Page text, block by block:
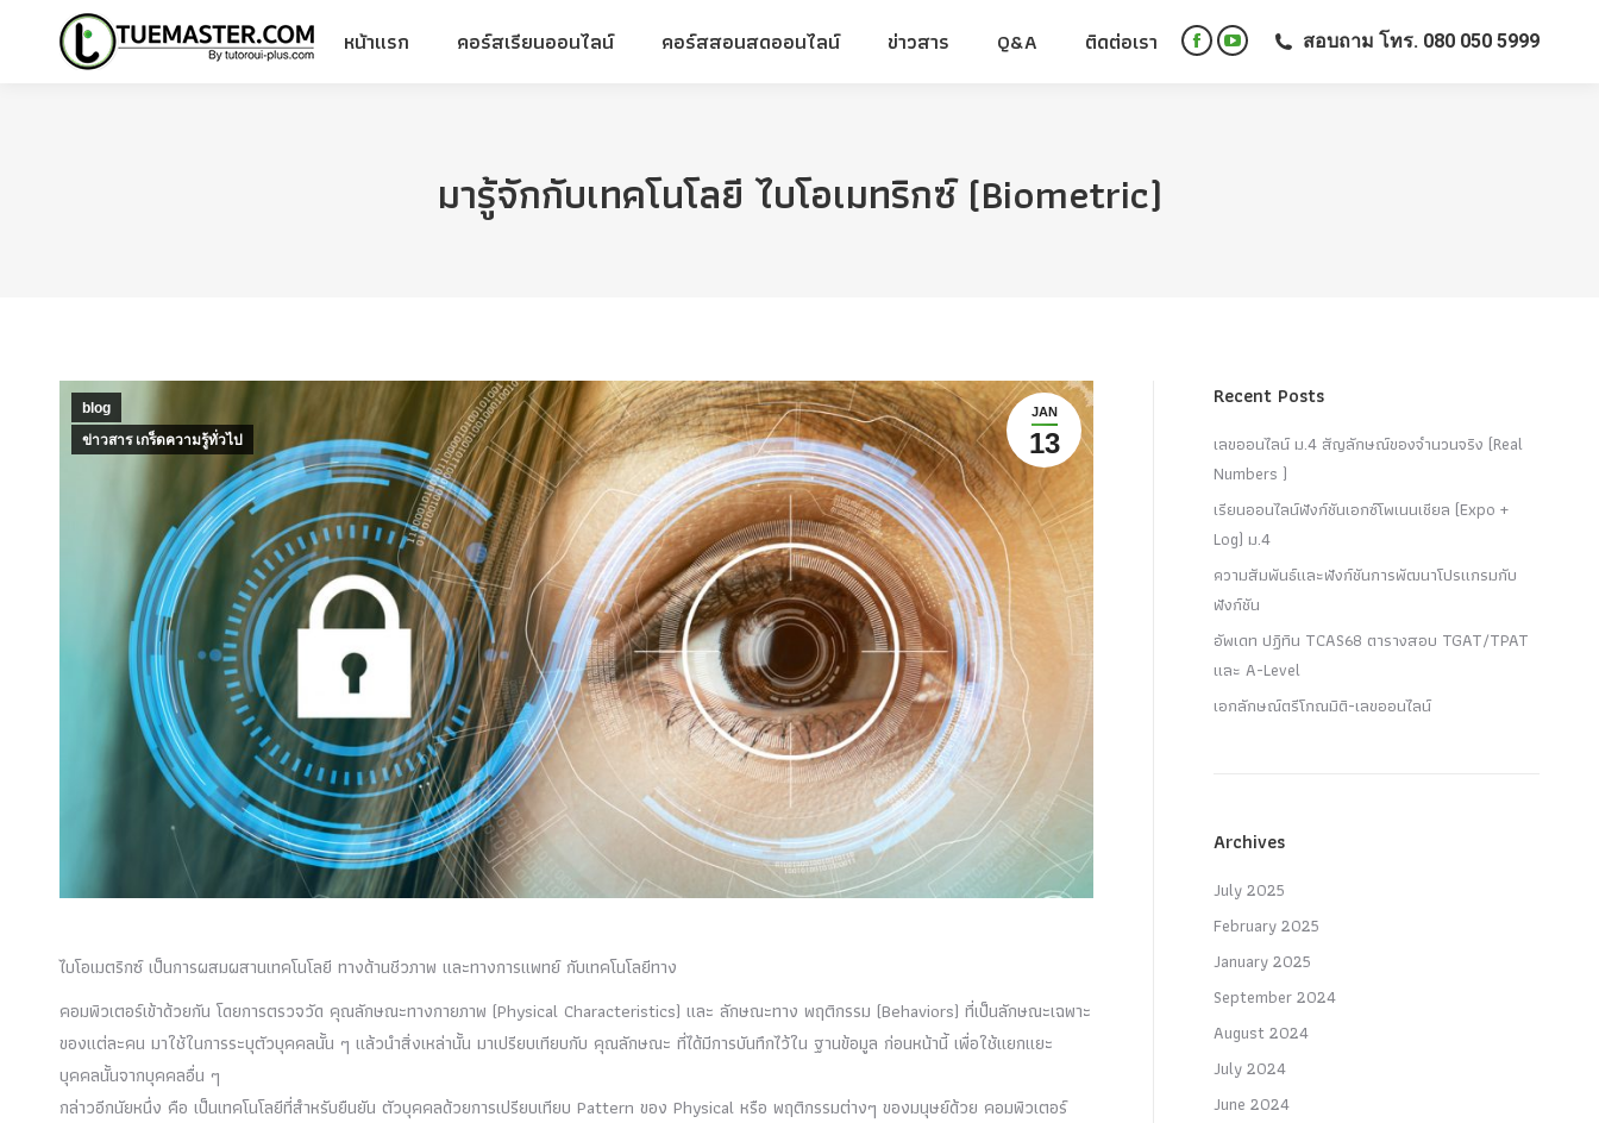
หน้าแรก คอร์สเรียนออนไลน์ คอร์สสอนสดออนไลน์ ข่าวสาร Q&A ติดต่อเรา
FacebookYouTube สอบถาม โทร. 080 050 5999
มารู้จักกับเทคโนโลยี ไบโอเมทริกซ์ (Biometric)
JAN
13
blog
ข่าวสาร เกร็ดความรู้ทั่วไป
ไบโอเมตริกซ์ เป็นการผสมผสานเทคโนโลยี ทางด้านชีวภาพ และทางการแพทย์ กับเทคโนโลยีทาง
คอมพิวเตอร์เข้าด้วยกัน โดยการตรวจวัด คุณลักษณะทางกายภาพ (Physical Characteristics) และ ลักษณะทาง พฤติกรรม (Behaviors) ที่เป็นลักษณะเฉพาะ
ของแต่ละคน มาใช้ในการระบุตัวบุคคลนั้น ๆ แล้วนำสิ่งเหล่านั้น มาเปรียบเทียบกับ คุณลักษณะ ที่ได้มีการบันทึกไว้ใน ฐานข้อมูล ก่อนหน้านี้ เพื่อใช้แยกแยะ
บุคคลนั้นจากบุคคลอื่น ๆ
กล่าวอีกนัยหนึ่ง คือ เป็นเทคโนโลยีที่สำหรับยืนยัน ตัวบุคคลด้วยการเปรียบเทียบ Pattern ของ Physical หรือ พฤติกรรมต่างๆ ของมนุษย์ด้วย คอมพิวเตอร์
Recent Posts
เลขออนไลน์ ม.4 สัญลักษณ์ของจำนวนจริง (Real
Numbers )
เรียนออนไลน์ฟังก์ชันเอกซ์โพเนนเชียล (Expo +
Log) ม.4
ความสัมพันธ์และฟังก์ชันการพัฒนาโปรแกรมกับ
ฟังก์ชัน
อัพเดท ปฏิทิน TCAS68 ตารางสอบ TGAT/TPAT
และ A-Level
เอกลักษณ์ตรีโกณมิติ-เลขออนไลน์
Archives
July 2025
February 2025
January 2025
September 2024
August 2024
July 2024
June 2024
หน้าแรก คอร์สเรียนออนไลน์ คอร์สสอนสดออนไลน์ ข่าวสาร Q&A ติดต่อเรา
FacebookYouTube สอบถาม โทร. 080 050 5999